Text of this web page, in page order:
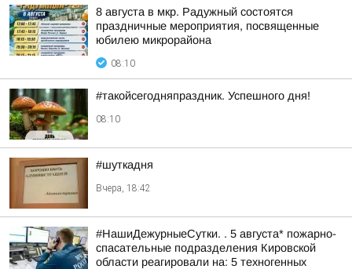
8 августа в мкр. Радужный состоятся
праздничные мероприятия, посвященные
юбилею микрорайона
08:10
#такойсегодняпраздник. Успешного дня!
08:10
#шуткадня
Вчера, 18:42
#НашиДежурныеСутки. . 5 августа* пожарно-
спасательные подразделения Кировской
области реагировали на: 5 техногенных